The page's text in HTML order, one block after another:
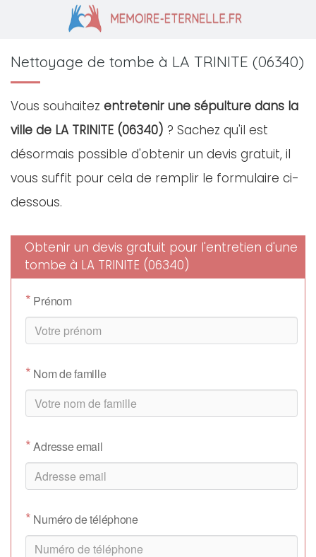
Nettoyage de tombe à LA TRINITE (06340)
Vous souhaitez entretenir une sépulture dans la
ville de LA TRINITE (06340) ? Sachez qu'il est
désormais possible d'obtenir un devis gratuit, il
vous suffit pour cela de remplir le formulaire ci-
dessous.
Obtenir un devis gratuit pour l'entretien d'une
tombe à LA TRINITE (06340)
* Prénom
* Nom de famille
*Adresse email
* Numéro de téléphone